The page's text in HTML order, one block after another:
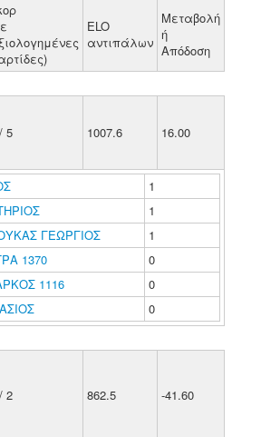
ELO
αντιπάλων
Μεταβολή
ή
Απόδοση
5 1007.6 16.00
1
1
ΓΕΩΡΓΙΟΣ
1
1370
0
1116
0
0
2 862.5 -41.60